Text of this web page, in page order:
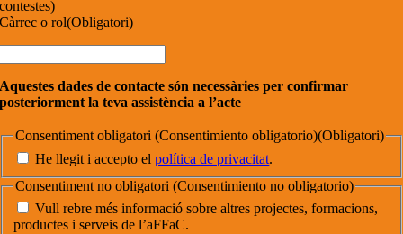
contestes)
Càrrec o rol(Obligatori)
Aquestes dades de contacte són necessàries per confirmar
posteriorment la teva assistència a l’acte
Consentiment obligatori (Consentimiento obligatorio)(Obligatori)
He llegit i accepto elpolítica de privacitat.
Consentiment no obligatori (Consentimiento no obligatorio)
Vull rebre més informació sobre altres projectes, formacions,
productes i serveis de l’aFFaC.